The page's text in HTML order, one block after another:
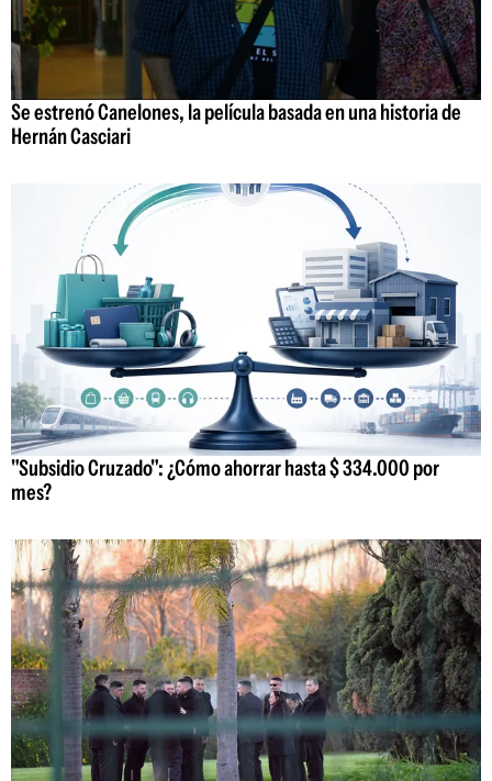
Se estrenó Canelones, la película basada en una historia de
Hernán Casciari
"Subsidio Cruzado": ¿Cómo ahorrar hasta $ 334.000 por
mes?